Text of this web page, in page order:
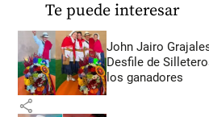
Te puede interesar
John Jairo
Desfile de
los ganadores
share